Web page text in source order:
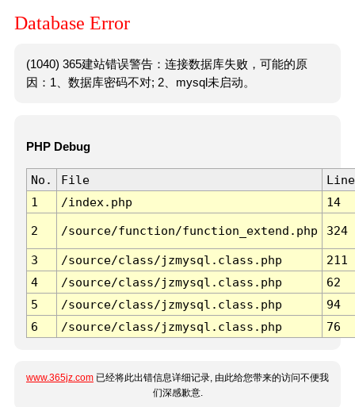
Database Error
(1040) 365建站错误警告：连接数据库失败，可能的原
因：1、数据库密码不对; 2、mysql未启动。
PHP Debug
No. File
Line
1
/index.php 14
2 /source/function/function_extend.php 324
3 /source/class/jzmysql.class.php
211
4
/source/class/jzmysql.class.php
62
5
/source/class/jzmysql.class.php
94
6
/source/class/jzmysql.class.php 76
www.365jz.com 已经将此出错信息详细记录, 由此给您带来的访问不便我
们深感歉意.